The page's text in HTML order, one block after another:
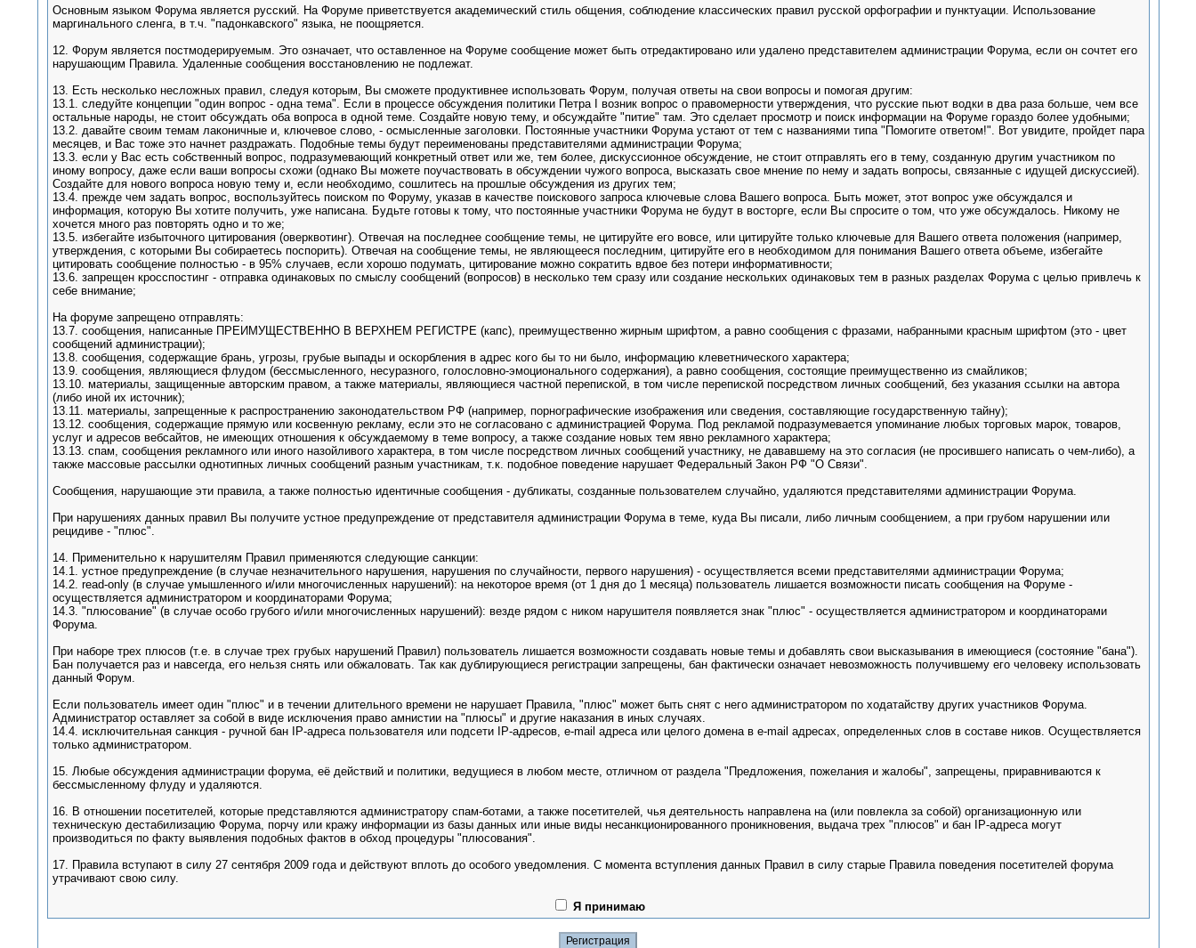
Основным языком Форума является русский. На Форуме приветствуется академический стиль общения, соблюдение классических правил русской орфографии и пунктуации. Использование
маргинального сленга, в т.ч. "падонкавского" языка, не поощряется.
12. Форум является постмодерируемым. Это означает, что оставленное на Форуме сообщение может быть отредактировано или удалено представителем администрации Форума, если он сочтет его
нарушающим Правила. Удаленные сообщения восстановлению не подлежат.
13. Есть несколько несложных правил, следуя которым, Вы сможете продуктивнее использовать Форум, получая ответы на свои вопросы и помогая другим:
13.1. следуйте концепции "один вопрос - одна тема". Если в процессе обсуждения политики Петра I возник вопрос о правомерности утверждения, что русские пьют водки в два раза больше, чем все
остальные народы, не стоит обсуждать оба вопроса в одной теме. Создайте новую тему, и обсуждайте "питие" там. Это сделает просмотр и поиск информации на Форуме гораздо более удобными;
13.2. давайте своим темам лаконичные и, ключевое слово, - осмысленные заголовки. Постоянные участники Форума устают от тем с названиями типа "Помогите ответом!". Вот увидите, пройдет пара
месяцев, и Вас тоже это начнет раздражать. Подобные темы будут переименованы представителями администрации Форума;
13.3. если у Вас есть собственный вопрос, подразумевающий конкретный ответ или же, тем более, дискуссионное обсуждение, не стоит отправлять его в тему, созданную другим участником по
иному вопросу, даже если ваши вопросы схожи (однако Вы можете поучаствовать в обсуждении чужого вопроса, высказать свое мнение по нему и задать вопросы, связанные с идущей дискуссией).
Создайте для нового вопроса новую тему и, если необходимо, сошлитесь на прошлые обсуждения из других тем;
13.4. прежде чем задать вопрос, воспользуйтесь поиском по Форуму, указав в качестве поискового запроса ключевые слова Вашего вопроса. Быть может, этот вопрос уже обсуждался и
информация, которую Вы хотите получить, уже написана. Будьте готовы к тому, что постоянные участники Форума не будут в восторге, если Вы спросите о том, что уже обсуждалось. Никому не
хочется много раз повторять одно и то же;
13.5. избегайте избыточного цитирования (оверквотинг). Отвечая на последнее сообщение темы, не цитируйте его вовсе, или цитируйте только ключевые для Вашего ответа положения (например,
утверждения, с которыми Вы собираетесь поспорить). Отвечая на сообщение темы, не являющееся последним, цитируйте его в необходимом для понимания Вашего ответа объеме, избегайте
цитировать сообщение полностью - в 95% случаев, если хорошо подумать, цитирование можно сократить вдвое без потери информативности;
13.6. запрещен кросспостинг - отправка одинаковых по смыслу сообщений (вопросов) в несколько тем сразу или создание нескольких одинаковых тем в разных разделах Форума с целью привлечь к
себе внимание;
На форуме запрещено отправлять:
13.7. сообщения, написанные ПРЕИМУЩЕСТВЕННО В ВЕРХНЕМ РЕГИСТРЕ (капс), преимущественно жирным шрифтом, а равно сообщения с фразами, набранными красным шрифтом (это - цвет
сообщений администрации);
13.8. сообщения, содержащие брань, угрозы, грубые выпады и оскорбления в адрес кого бы то ни было, информацию клеветнического характера;
13.9. сообщения, являющиеся флудом (бессмысленного, несуразного, голословно-эмоционального содержания), а равно сообщения, состоящие преимущественно из смайликов;
13.10. материалы, защищенные авторским правом, а также материалы, являющиеся частной перепиской, в том числе перепиской посредством личных сообщений, без указания ссылки на автора
(либо иной их источник);
13.11. материалы, запрещенные к распространению законодательством РФ (например, порнографические изображения или сведения, составляющие государственную тайну);
13.12. сообщения, содержащие прямую или косвенную рекламу, если это не согласовано с администрацией Форума. Под рекламой подразумевается упоминание любых торговых марок, товаров,
услуг и адресов вебсайтов, не имеющих отношения к обсуждаемому в теме вопросу, а также создание новых тем явно рекламного характера;
13.13. спам, сообщения рекламного или иного назойливого характера, в том числе посредством личных сообщений участнику, не дававшему на это согласия (не просившего написать о чем-либо), а
также массовые рассылки однотипных личных сообщений разным участникам, т.к. подобное поведение нарушает Федеральный Закон РФ "О Cвязи".
Сообщения, нарушающие эти правила, а также полностью идентичные сообщения - дубликаты, созданные пользователем случайно, удаляются представителями администрации Форума.
При нарушениях данных правил Вы получите устное предупреждение от представителя администрации Форума в теме, куда Вы писали, либо личным сообщением, а при грубом нарушении или
рецидиве - "плюс".
14. Применительно к нарушителям Правил применяются следующие санкции:
14.1. устное предупреждение (в случае незначительного нарушения, нарушения по случайности, первого нарушения) - осуществляется всеми представителями администрации Форума;
14.2. read-only (в случае умышленного и/или многочисленных нарушений): на некоторое время (от 1 дня до 1 месяца) пользователь лишается возможности писать сообщения на Форуме -
осуществляется администратором и координаторами Форума;
14.3. "плюсование" (в случае особо грубого и/или многочисленных нарушений): везде рядом с ником нарушителя появляется знак "плюс" - осуществляется администратором и координаторами
Форума.
При наборе трех плюсов (т.е. в случае трех грубых нарушений Правил) пользователь лишается возможности создавать новые темы и добавлять свои высказывания в имеющиеся (состояние "бана").
Бан получается раз и навсегда, его нельзя снять или обжаловать. Так как дублирующиеся регистрации запрещены, бан фактически означает невозможность получившему его человеку использовать
данный Форум.
Если пользователь имеет один "плюс" и в течении длительного времени не нарушает Правила, "плюс" может быть снят с него администратором по ходатайству других участников Форума.
Администратор оставляет за собой в виде исключения право амнистии на "плюсы" и другие наказания в иных случаях.
14.4. исключительная санкция - ручной бан IP-адреса пользователя или подсети IP-адресов, e-mail адреса или целого домена в e-mail адресах, определенных слов в составе ников. Осуществляется
только администратором.
15. Любые обсуждения администрации форума, её действий и политики, ведущиеся в любом месте, отличном от раздела "Предложения, пожелания и жалобы", запрещены, приравниваются к
бессмысленному флуду и удаляются.
16. В отношении посетителей, которые представляются администратору спам-ботами, а также посетителей, чья деятельность направлена на (или повлекла за собой) организационную или
техническую дестабилизацию Форума, порчу или кражу информации из базы данных или иные виды несанкционированного проникновения, выдача трех "плюсов" и бан IP-адреса могут
производиться по факту выявления подобных фактов в обход процедуры "плюсования".
17. Правила вступают в силу 27 сентября 2009 года и действуют вплоть до особого уведомления. С момента вступления данных Правил в силу старые Правила поведения посетителей форума
утрачивают свою силу.
Я принимаю